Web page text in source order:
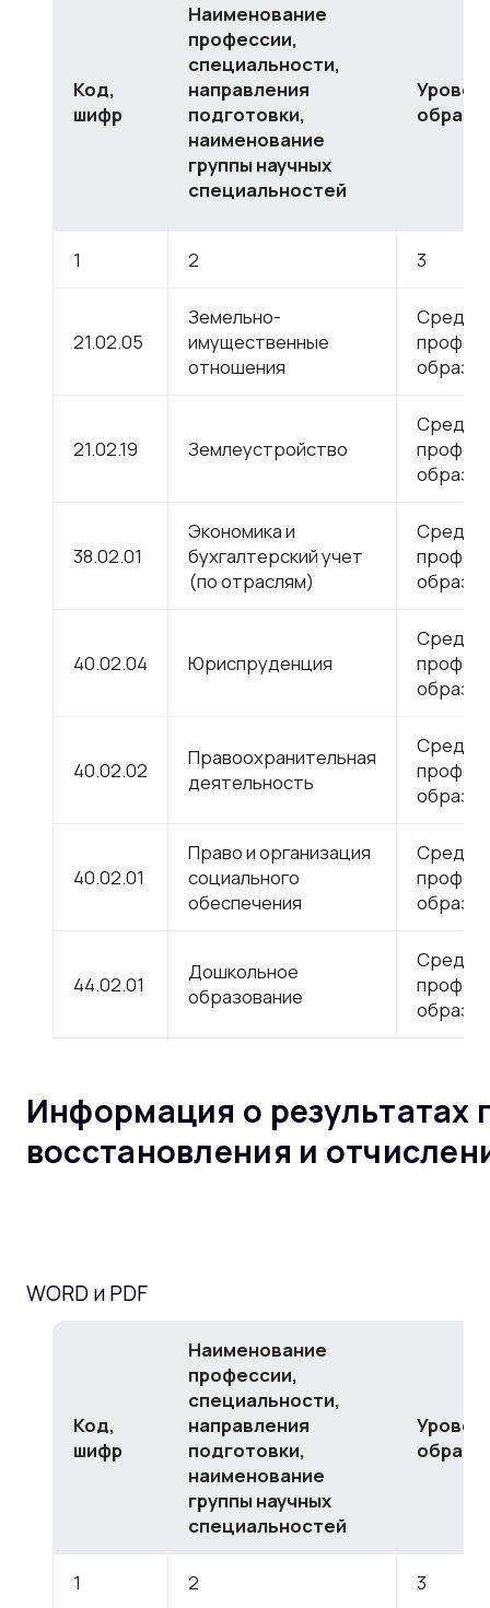
Код,
шифр
Наименование
профессии,
специальности,
направления
подготовки,
наименование
группы научных
специальностей
1 2 3
21.02.05
Земельно-
имущественные
отношения
21.02.19 Землеустройство
38.02.01
Экономика и
бухгалтерский учет
(по отраслям)
40.02.04 Юриспруденция
40.02.02
Правоохранительная
деятельность
40.02.01
Право и организация
социального
обеспечения
44.02.01
Дошкольное
образование
Информация о результатах
восстановления и
WORD и PDF
Код,
шифр
Наименование
профессии,
специальности,
направления
подготовки,
наименование
группы научных
специальностей
1 2 3